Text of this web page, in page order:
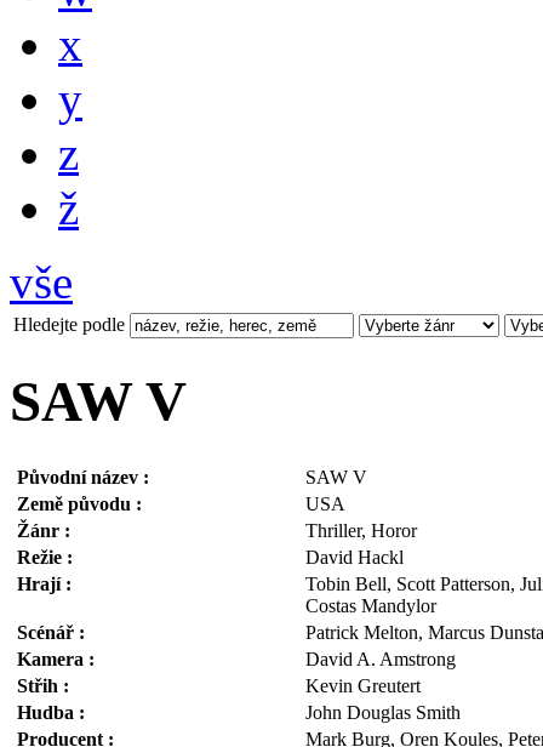
x
y
z
ž
vše
Hledejte podle
SAW V
Původní název :
SAW V
Země původu :
USA
Žánr :
Thriller, Horor
Režie :
David Hackl
Hrají :
Tobin Bell, Scott Patterson,
Costas Mandylor
Scénář :
Patrick Melton, Marcus
Kamera :
David A. Amstrong
Střih :
Kevin Greutert
Hudba :
John Douglas Smith
Producent :
Mark Burg, Oren Koules,